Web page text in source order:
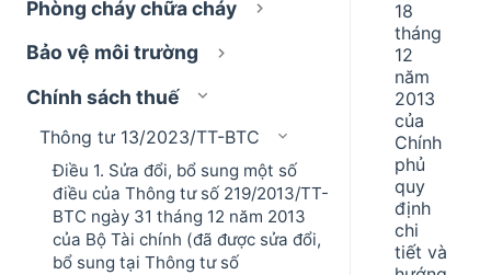
Phòng cháy chữa cháy
Bảo vệ môi trường
Chính sách thuế
Thông tư 13/2023/TT-BTC
Điều 1. Sửa đổi, bổ sung một số
điều của Thông tư số 219/2013/TT-
BTC ngày 31 tháng 12 năm 2013
của Bộ Tài chính (đã được sửa đổi,
bổ sung tại Thông tư số
18
tháng
12
năm
2013
của
Chính
phủ
quy
định
chi
tiết và